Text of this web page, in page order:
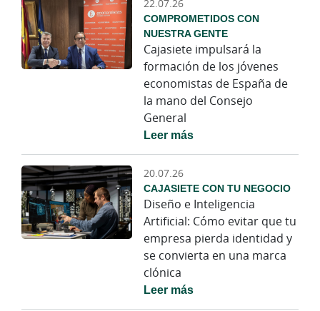
22.07.26
COMPROMETIDOS CON
NUESTRA GENTE
Cajasiete impulsará la
formación de los jóvenes
economistas de España de
la mano del Consejo
General
Leer más
20.07.26
CAJASIETE CON TU NEGOCIO
Diseño e Inteligencia
Artificial: Cómo evitar que tu
empresa pierda identidad y
se convierta en una marca
clónica
Leer más